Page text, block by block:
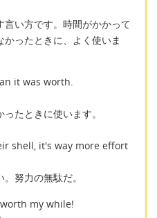
い方です。時間がかかって
ったときに、よく使いま
it was worth.
たときに使います。
shell, it's way more effort
努力の無駄だ。
my while!